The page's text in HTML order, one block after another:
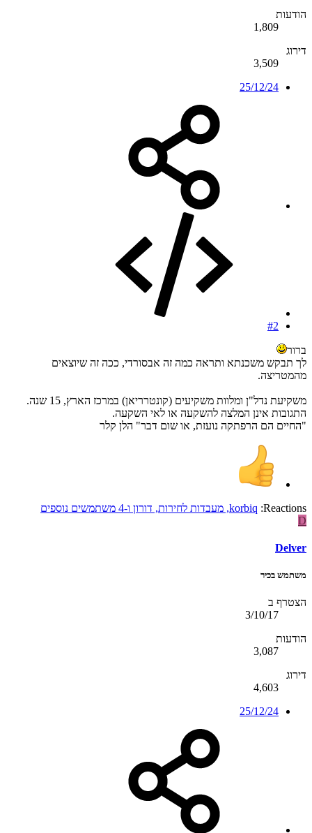
הודעות
1,809
דירוג
3,509
25/12/24
#2
ברור
לך תבקש משכנתא ותראה כמה זה אבסורדי, ככה זה שיוצאים
מהמטריצה.
משקיעת נדל"ן ומלוות משקיעים (קונטרריאן) במרכז הארץ, 15 שנה.
התגובות אינן המלצה להשקעה או לאי השקעה.
"החיים הם הרפתקה נועזת, או שום דבר" הלן קלר
Reactions:
korbiq
, מעבדות לחירות, דורון ו-4 משתמשים נוספים
D
Delver
משתמש בכיר
הצטרף ב
3/10/17
הודעות
3,087
דירוג
4,603
25/12/24